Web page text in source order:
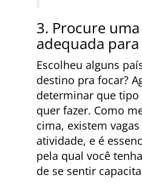
3. Procure
adequada
Escolheu alguns
destino pra focar?
determinar que
quer fazer. Como
cima, existem
atividade, e é
pela qual você
de se sentir